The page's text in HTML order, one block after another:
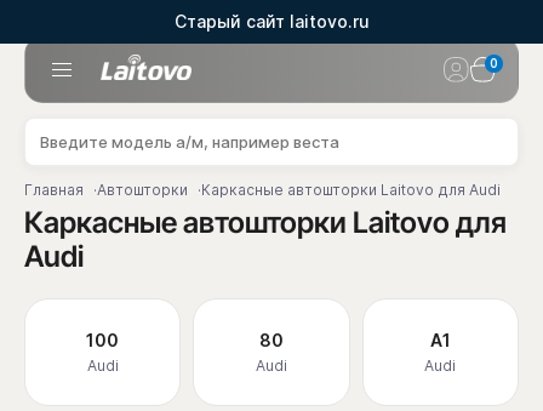
Старый сайт laitovo.ru
0
Главная Автошторки Каркасные автошторки Laitovo для Audi
Каркасные автошторки Laitovo для
Audi
100
Audi
80
Audi
A1
Audi